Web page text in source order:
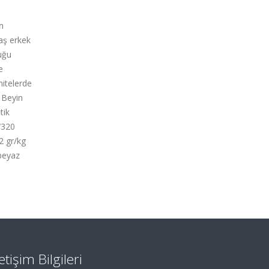
erkek
Beyin
2 gr/kg
Bilgileri